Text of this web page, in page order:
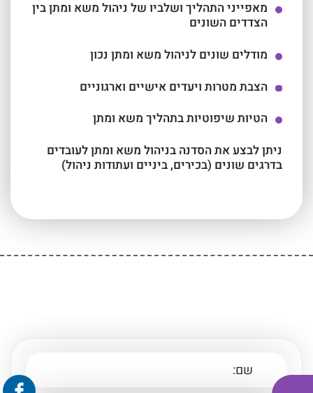
מאפייני התהליך ושלביו של ניהול משא ומתן בין
הצדדים השונים
מודלים שונים לניהול משא ומתן נכון
הצבת מטרות ויעדים אישיים וארגוניים
הטיות שיפוטיות בתהליך משא ומתן
ניתן לבצע את הסדנה בניהול משא ומתן לעובדים
בדרגים שונים (בכירים, ביניים ועתודות ניהול)